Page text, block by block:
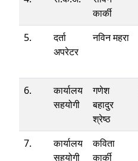
कार्की
5.
दर्ता
अपरेटर
नविन महरा
6.
कार्यालय
सहयोगी
गणेश
बहादुर
श्रेष्ठ
7.
कार्यालय
सहयोगी
कविता
कार्की